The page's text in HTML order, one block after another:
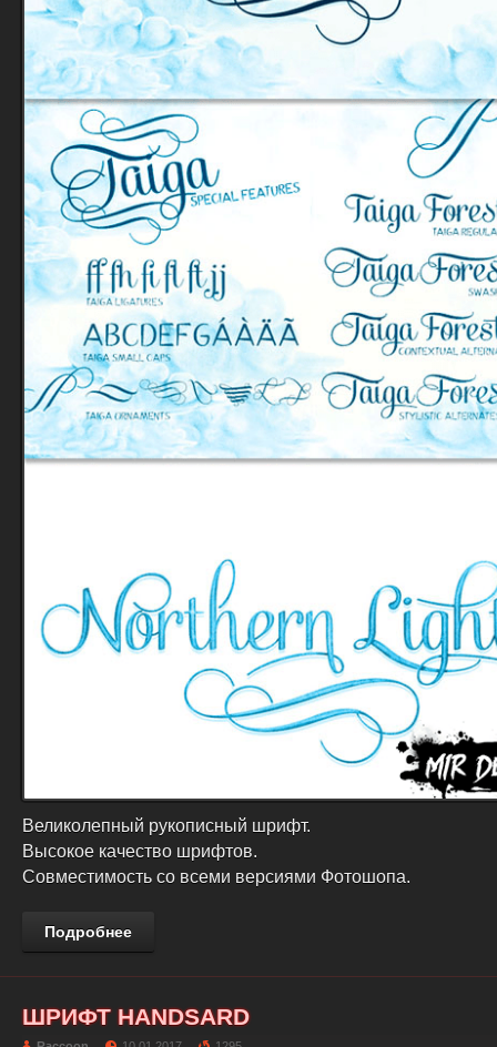
Великолепный рукописный шрифт.
Высокое качество шрифтов.
Совместимость со всеми версиями Фотошопа.
Подробнее
ШРИФТ HANDSARD